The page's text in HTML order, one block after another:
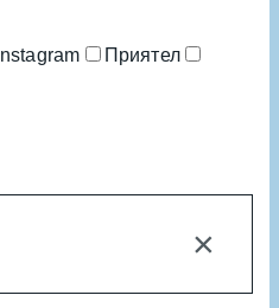
Instagram
Приятел
×